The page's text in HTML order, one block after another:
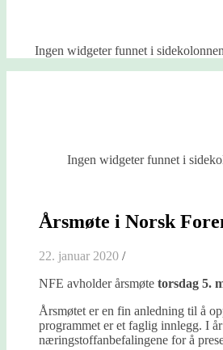
Ingen widgeter funnet i
Ingen widgeter funnet i
Årsmøte i Norsk
22. januar 2020 /
NFE avholder årsmøte torsdag 5.
Årsmøtet er en fin anledning til å
programmet er et faglig innlegg. I
næringstoffanbefalingene for å